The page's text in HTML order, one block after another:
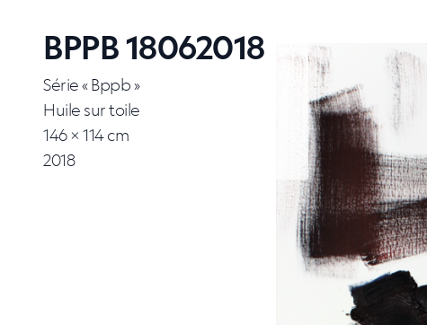
BPPB 18062018
Série « Bppb »
Huile sur toile
146 × 114 cm
2018